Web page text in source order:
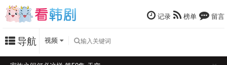
记录 榜单 留言
导航 视频